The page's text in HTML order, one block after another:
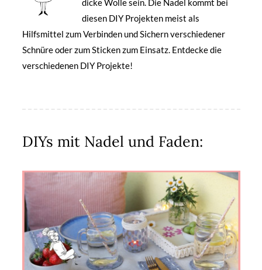
diesen DIY Projekten meist als
Hilfsmittel zum Verbinden und Sichern verschiedener
Schnüre oder zum Sticken zum Einsatz. Entdecke die
verschiedenen DIY Projekte!
DIYs mit Nadel und Faden: